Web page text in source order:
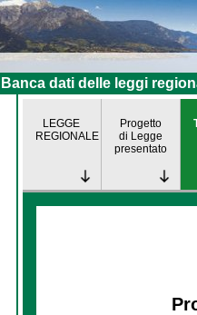
Banca dati delle leggi
LEGGE
REGIONALE
Progetto
di Legge
presentato